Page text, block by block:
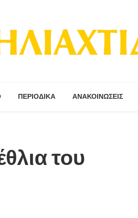
ΠΕΡΙΟΔΙΚΆ ΑΝΑΚΟΙΝΩΣΕΙΣ
του